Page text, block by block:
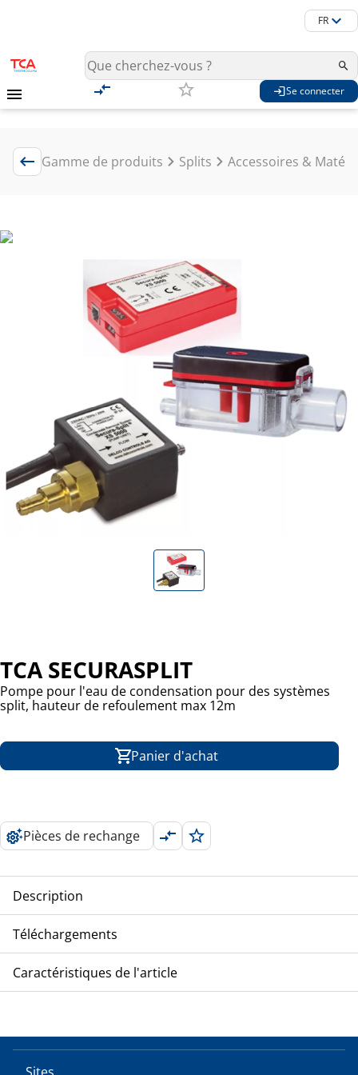
FR
Se connecter
Gamme de produits Splits Accessoires &
TCA SECURASPLIT
Pompe pour l'eau de condensation pour des systèmes
split, hauteur de refoulement max 12m
Panier d'achat
Pièces de rechange
Description
split, hauteur de refoulement max 12m
Téléchargements
Caractéristiques de l'article